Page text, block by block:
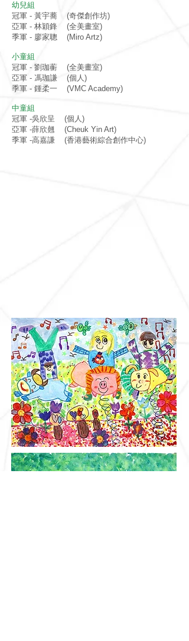
幼兒組
冠軍 - 黃宇蕎 (奇傑創作坊)
亞軍 - 林穎鋒 (全美畫室)
季軍 - 廖家聰 (Miro Artz)
小童組
冠軍 - 劉珈蘅 (全美畫室)
亞軍 - 馮珈謙 (個人)
季軍 - 鍾柔一 (VMC Academy)
中童組
冠軍 -吳欣呈 (個人)
亞軍 -薛欣翹 (Cheuk Yin Art)
季軍 -高嘉謙 (香港藝術綜合創作中心)